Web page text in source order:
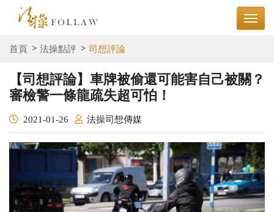
首頁 法操點評 司想評論
【司想評論】車牌被偷還可能害自己被關？
審檢警一條龍疏失超可怕！
2021-01-26 法操司想傳媒